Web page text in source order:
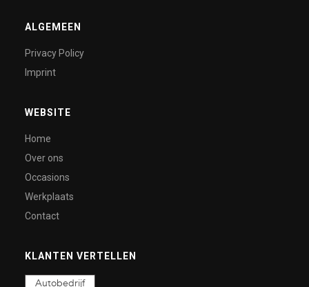
ALGEMEEN
Privacy Policy
Imprint
WEBSITE
Home
Over ons
Occasions
Werkplaats
Contact
KLANTEN VERTELLEN
Autobedrijf